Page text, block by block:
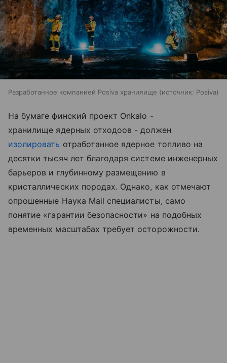
Разработанное компанией Posiva хранилище источник: Posiva
На бумаге финский проект Onkalo -
хранилище ядерных отходоов - должен
изолировать отработанное ядерное топливо на
десятки тысяч лет благодаря системе инженерных
барьеров и глубинному размещению в
кристаллических породах. Однако, как отмечают
опрошенные Наука Mail специалисты, само
понятие «гарантии безопасности» на подобных
временных масштабах требует осторожности.